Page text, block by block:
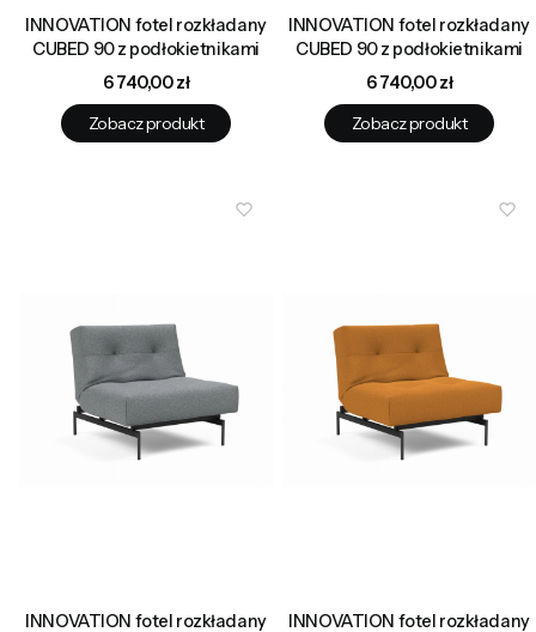
INNOVATION fotel rozkładany
CUBED 90 z podłokietnikami
Cena
6 740,00 zł
Zobacz produkt
INNOVATION fotel rozkładany
CUBED 90 z podłokietnikami
Cena
6 740,00 zł
Zobacz produkt
INNOVATION fotel rozkładany
INNOVATION fotel rozkładany